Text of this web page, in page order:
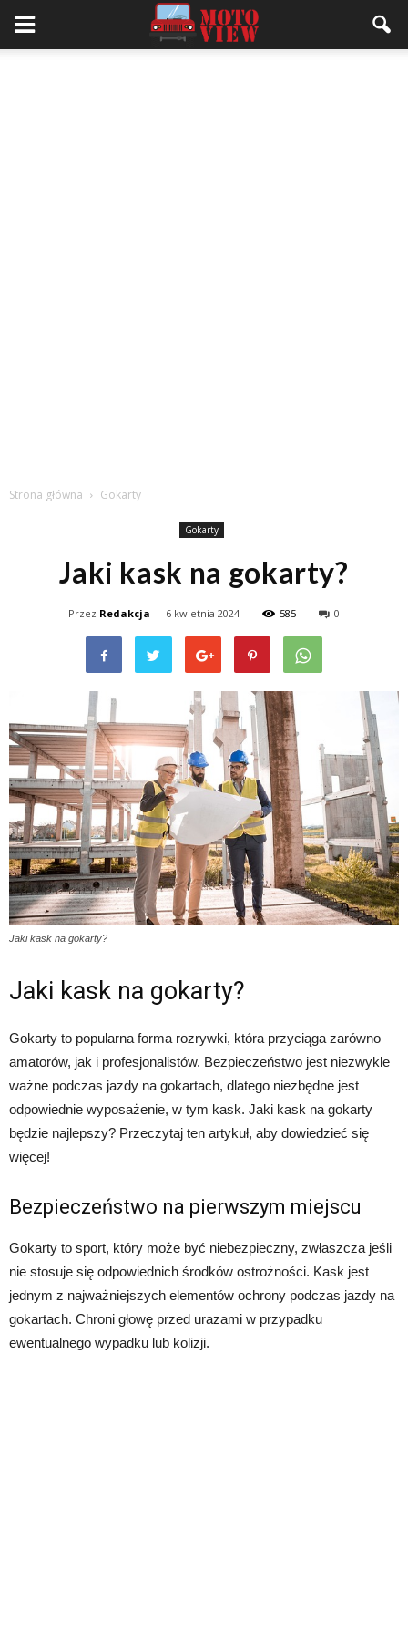
Strona główna Gokarty
Gokarty
Jaki kask na gokarty?
Przez Redakcja - 6 kwietnia 2024 585 0
Jaki kask na gokarty?
Jaki kask na gokarty?
Gokarty to popularna forma rozrywki, która przyciąga zarówno
amatorów, jak i profesjonalistów. Bezpieczeństwo jest niezwykle
ważne podczas jazdy na gokartach, dlatego niezbędne jest
odpowiednie wyposażenie, w tym kask. Jaki kask na gokarty
będzie najlepszy? Przeczytaj ten artykuł, aby dowiedzieć się
więcej!
Bezpieczeństwo na pierwszym miejscu
Gokarty to sport, który może być niebezpieczny, zwłaszcza jeśli
nie stosuje się odpowiednich środków ostrożności. Kask jest
jednym z najważniejszych elementów ochrony podczas jazdy na
gokartach. Chroni głowę przed urazami w przypadku
ewentualnego wypadku lub kolizji.